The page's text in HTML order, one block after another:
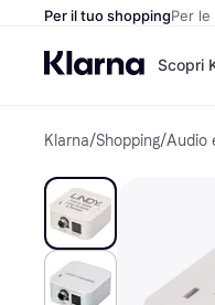
Per il tuo shoppingPer le
Scopri
Klarna/Shopping/Audio